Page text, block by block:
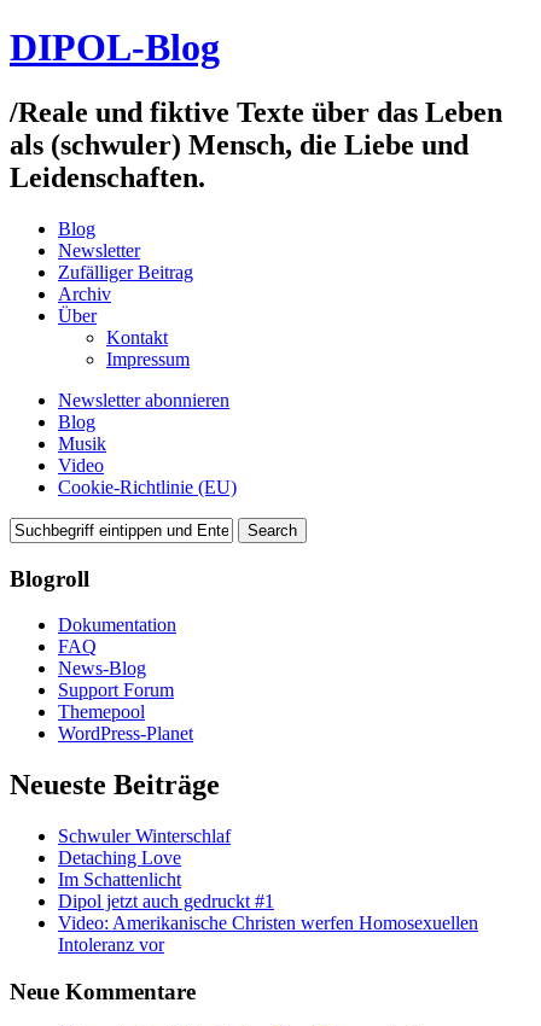
DIPOL-Blog
/Reale und fiktive Texte über das Leben
als (schwuler) Mensch, die Liebe und
Leidenschaften.
Blog
Newsletter
Zufälliger Beitrag
Archiv
Über
Kontakt
Impressum
Newsletter abonnieren
Blog
Musik
Video
Cookie-Richtlinie (EU)
Blogroll
Dokumentation
FAQ
News-Blog
Support Forum
Themepool
WordPress-Planet
Neueste Beiträge
Schwuler Winterschlaf
Detaching Love
Im Schattenlicht
Dipol jetzt auch gedruckt #1
Video: Amerikanische Christen werfen Homosexuellen
Intoleranz vor
Neue Kommentare